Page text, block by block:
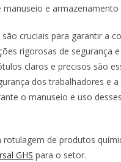
manuseio e armazenamento
são cruciais para garantir a
rigorosas de segurança
claros e precisos são
dos trabalhadores e
o manuseio e uso
rotulagem de produtos
GHS para o setor.